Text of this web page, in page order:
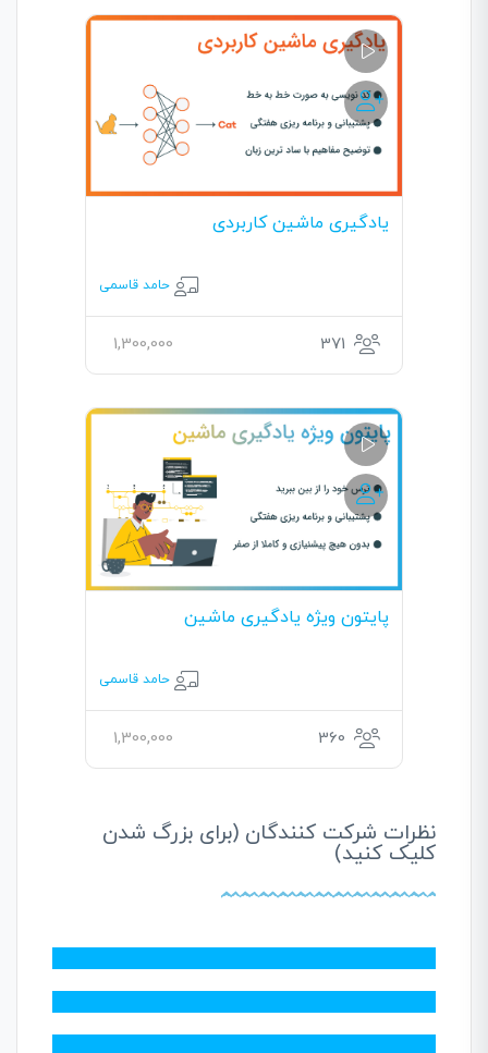
یادگیری ماشین کاربردی
حامد قاسمی
371
1,300,000
پایتون ویژه یادگیری ماشین
حامد قاسمی
360
1,300,000
نظرات شرکت کنندگان (برای بزرگ شدن
کلیک کنید)